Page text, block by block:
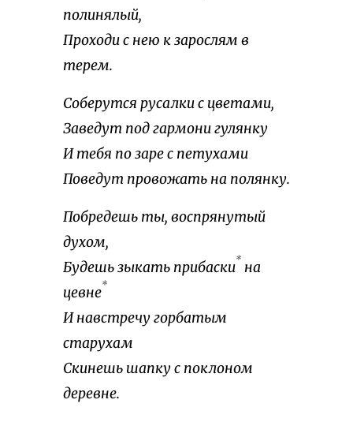
полинялый,
Проходи с нею к зарослям в
терем.
Соберутся русалки с цветами,
Заведут под гармони гулянку
И тебя по заре с петухами
Поведут провожать на полянку.
Побредешь ты, воспрянутый
духом,
Будешь зыкать прибаски* на
цевне*
И навстречу горбатым
старухам
Скинешь шапку с поклоном
деревне.